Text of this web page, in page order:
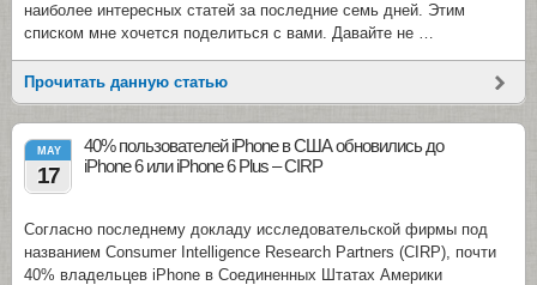
наиболее интересных статей за последние семь дней. Этим
списком мне хочется поделиться с вами. Давайте не …
Прочитать данную статью
MAY
17
40% пользователей iPhone в США обновились до
iPhone 6 или iPhone 6 Plus – CIRP
Согласно последнему докладу исследовательской фирмы под
названием Consumer Intelligence Research Partners (CIRP), почти
40% владельцев iPhone в Соединенных Штатах Америки